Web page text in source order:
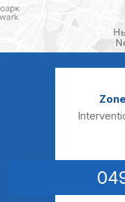
Débouchage
Débouchage
Débouchage